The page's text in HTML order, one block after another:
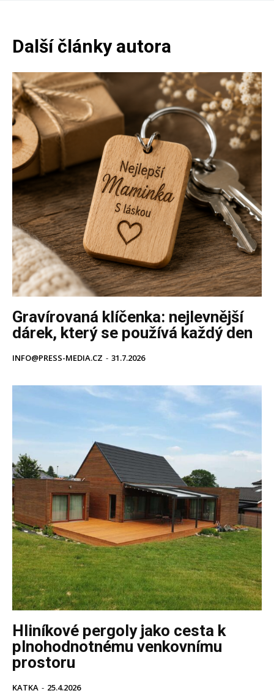
Další články autora
Gravírovaná klíčenka: nejlevnější
dárek, který se používá každý den
INFO@PRESS-MEDIA.CZ - 31.7.2026
Hliníkové pergoly jako cesta k
plnohodnotnému venkovnímu
prostoru
KATKA - 25.4.2026